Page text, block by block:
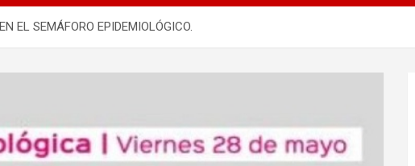
EL SEMÁFORO EPIDEMIOLÓGICO.